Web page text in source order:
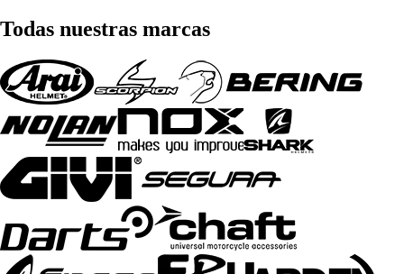
Todas nuestras marcas